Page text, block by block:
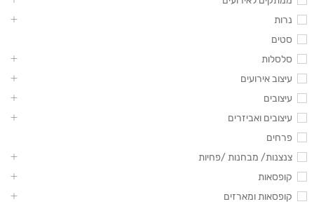
נרות
סטים
סלסלות
עיצוב אירועים
עיצובים
עיצובים ואביזרים
פרחים
צנצנות/ מבחנות /פחיות
קופסאות
קופסאות ומארזים